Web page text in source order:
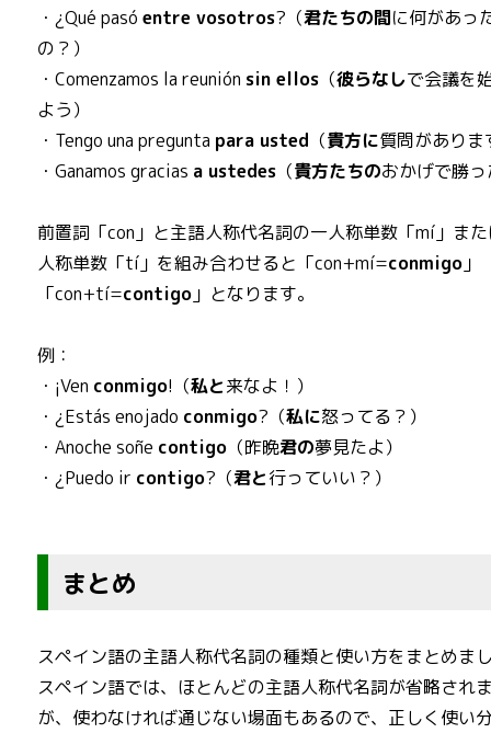
・¿Qué pasóentre vosotros?（君たちの間に何があっ
の？）
・Comenzamos la reuniónsin ellos （彼らなしで会議を
よう）
・Tengo una pregunta para usted （貴方に質問がありま
・Ganamos gracias a ustedes （貴方たちのおかげで勝
前置詞「con」と主語人称代名詞の一人称単数「mí」ま
人称単数「tí」を組み合わせると「con+mí=conmigo 」
「con+tí=contigo 」となります。
例：
・¡Ven conmigo!（私と来なよ！）
・¿Estás enojado conmigo?（私に怒ってる？）
・Anoche soñe contigo （昨晩君の夢見たよ）
・¿Puedo ir contigo?（君と行っていい？）
まとめ
スペイン語の主語人称代名詞の種類と使い方をまとめま
スペイン語では、ほとんどの主語人称代名詞が省略され
が、使わなければ通じない場面もあるので、正しく使い